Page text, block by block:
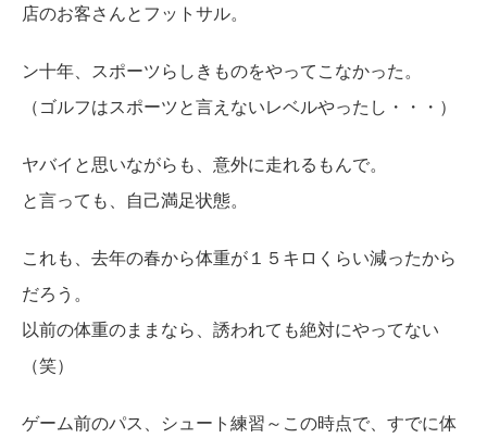
店のお客さんとフットサル。
ン十年、スポーツらしきものをやってこなかった。
（ゴルフはスポーツと言えないレベルやったし・・・）
ヤバイと思いながらも、意外に走れるもんで。
と言っても、自己満足状態。
これも、去年の春から体重が１５キロくらい減ったから
だろう。
以前の体重のままなら、誘われても絶対にやってない
（笑）
ゲーム前のパス、シュート練習～この時点で、すでに体